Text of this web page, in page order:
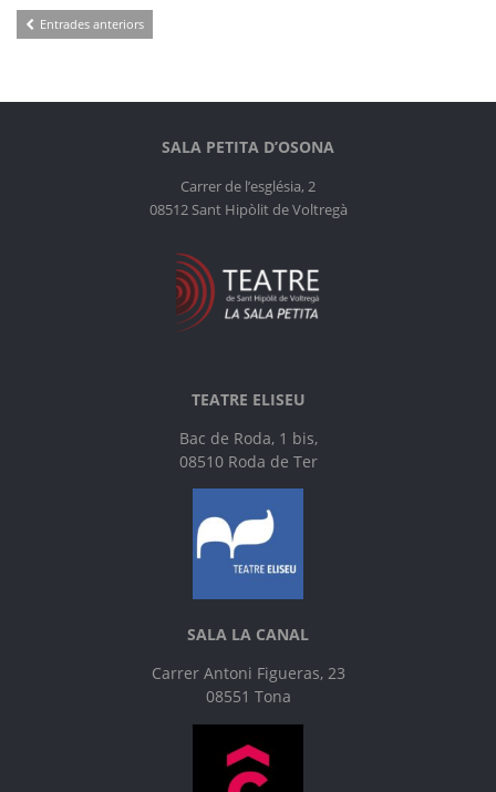
Entrades anteriors
SALA PETITA D’OSONA
Carrer de l’església, 2
08512 Sant Hipòlit de Voltregà
TEATRE ELISEU
Bac de Roda, 1 bis,
08510 Roda de Ter
SALA LA CANAL
Carrer Antoni Figueras, 23
08551 Tona